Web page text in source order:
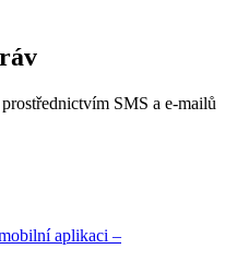
prostřednictvím SMS a e-mailů
aplikaci –